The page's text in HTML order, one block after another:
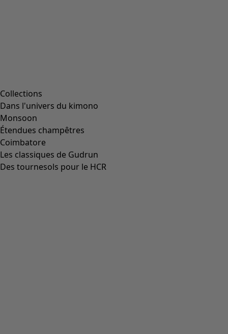
Collections
Dans l'univers du kimono
Monsoon
Étendues champêtres
Coimbatore
Les classiques de Gudrun
Des tournesols pour le HCR